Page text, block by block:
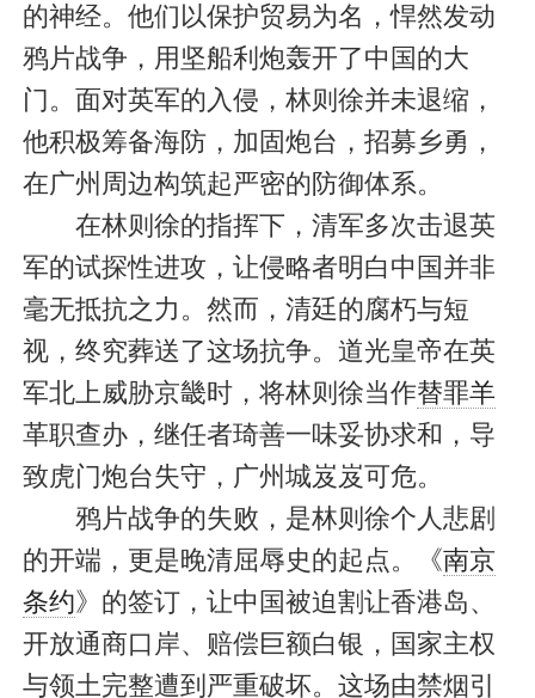
的神经。他们以保护贸易为名，悍然发动
鸦片战争，用坚船利炮轰开了中国的大
门。面对英军的入侵，林则徐并未退缩，
他积极筹备海防，加固炮台，招募乡勇，
在广州周边构筑起严密的防御体系。
在林则徐的指挥下，清军多次击退英
军的试探性进攻，让侵略者明白中国并非
毫无抵抗之力。然而，清廷的腐朽与短
视，终究葬送了这场抗争。道光皇帝在英
军北上威胁京畿时，将林则徐当作替罪羊
革职查办，继任者琦善一味妥协求和，导
致虎门炮台失守，广州城岌岌可危。
鸦片战争的失败，是林则徐个人悲剧
的开端，更是晚清屈辱史的起点。《南京
条约》的签订，让中国被迫割让香港岛、
开放通商口岸、赔偿巨额白银，国家主权
与领土完整遭到严重破坏。这场由禁烟引